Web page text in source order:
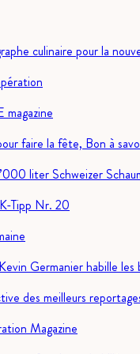
culinaire pour la
faire la fête, Bon à
liter Schweizer
Tipp Nr. 20
Germanier habille
des meilleurs
Magazine